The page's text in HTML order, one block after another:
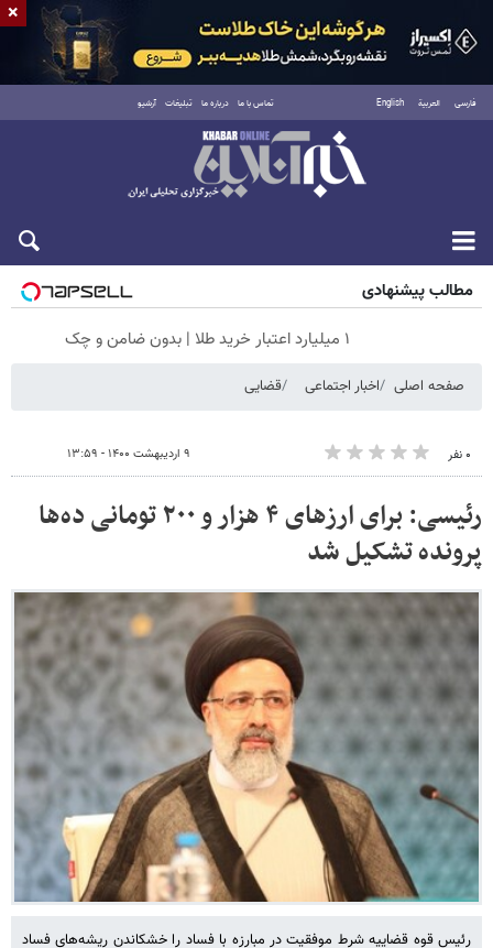
فارسی العربية English تماس با ما درباره ما تبلیغات آرشیو
جمعه ۱۶ مرداد ۱۴۰۵
مطالب پیشنهادی
۱ میلیارد اعتبار خرید طلا | بدون ضامن و چک
صفحه اصلی اخبار اجتماعی قضایی
۰ نفر ۹ اردیبهشت ۱۴۰۰ - ۱۳:۵۹
رئیسی: برای ارزهای ۴ هزار و ۲۰۰ تومانی ده‌ها
پرونده تشکیل شد
رئیس قوه قضاییه شرط موفقیت در مبارزه با فساد را خشکاندن ریشه‌های فساد
×